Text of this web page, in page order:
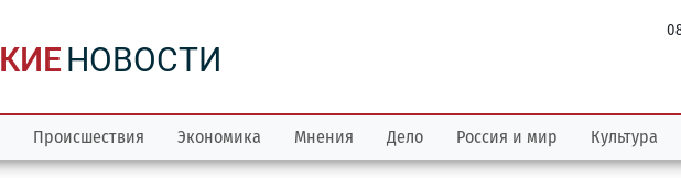
НОВОСТИ
Происшествия Экономика Мнения Дело Россия и мир Культура